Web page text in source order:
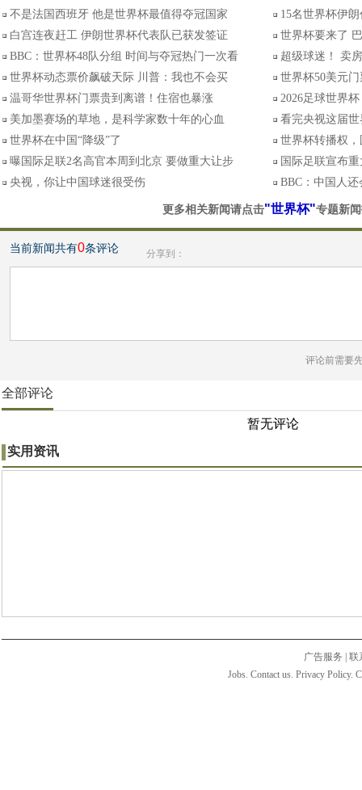
不是法国西班牙 他是世界杯最值得夺冠国家
15名世界杯伊
白宫连夜赶工 伊朗世界杯代表队已获发签证
世界杯要来了
BBC：世界杯48队分组 时间与夺冠热门一次看
超级球迷！ 卖
世界杯动态票价飙破天际 川普：我也不会买
世界杯50美元
温哥华世界杯门票贵到离谱！住宿也暴涨
2026足球世界
美加墨赛场的草地，是科学家数十年的心血
看完央视这届
世界杯在中国“降级”了
世界杯转播权
曝国际足联2名高官本周到北京 要做重大让步
国际足联宣布
央视，你让中国球迷很受伤
BBC：中国人
更多相关新闻请点击"世界杯"专题新
当前新闻共有0条评论 分享到：
评论前需要
全部评论
暂无评论
实用资讯
广告服务
联
Jobs. Contact us. Privacy Policy.